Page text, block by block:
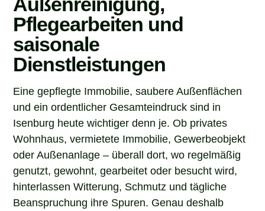
Pflegearbeiten und
saisonale
Dienstleistungen
Eine gepflegte Immobilie, saubere Außenflächen
und ein ordentlicher Gesamteindruck sind in
Isenburg heute wichtiger denn je. Ob privates
Wohnhaus, vermietete Immobilie, Gewerbeobjekt
oder Außenanlage – überall dort, wo regelmäßig
genutzt, gewohnt, gearbeitet oder besucht wird,
hinterlassen Witterung, Schmutz und tägliche
Beanspruchung ihre Spuren. Genau deshalb